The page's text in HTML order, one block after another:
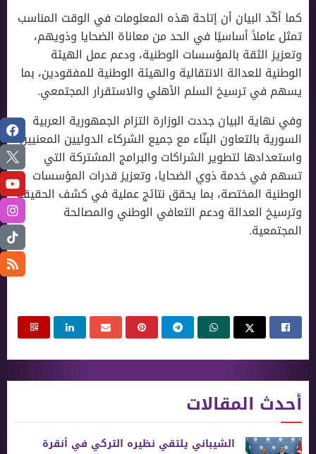
كما أكّد البيان أن إتاحة هذه المعلومات في الوقت المناسب
تمثل عاملاً أساسيًا في الحد من معاناة الضحايا وذويهم،
وتعزيز الثقة بالمؤسسات الوطنية، ودعم عمل الهيئة
الوطنية للعدالة الانتقالية والهيئة الوطنية للمفقودين، بما
يسهم في ترسيخ السلم الأهلي والاستقرار المجتمعي.
وفي نهاية البيان جددت الوزارة التزام الجمهورية العربية
السورية بالتعاون البنّاء مع جميع الشركاء الدوليين المعنيين،
واستعدادها لتطوير الشراكات والبرامج المشتركة التي
تسهم في خدمة ذوي الضحايا، وتعزيز قدرات المؤسسات
الوطنية المختصة، بما يحقق نتائج عملية في كشف الحقيقة
وترسيخ العدالة ودعم التعافي الوطني والمصالحة
المجتمعية.
أحدث المقالات
الشيباني يلتقي نظيره التركي في أنقرة